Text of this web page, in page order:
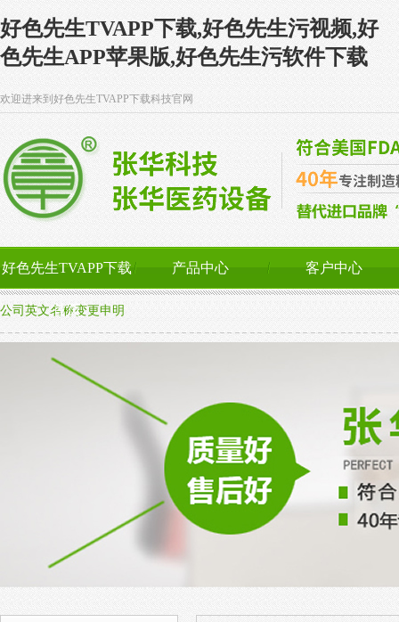
好色先生TVAPP下载,好色先生污视频,好
色先生APP苹果版,好色先生污软件下载
欢迎进来到好色先生TVAPP下载科技官网
好色先生TVAPP下载
首页
产品中心 客户中心
公司英文名称变更申明